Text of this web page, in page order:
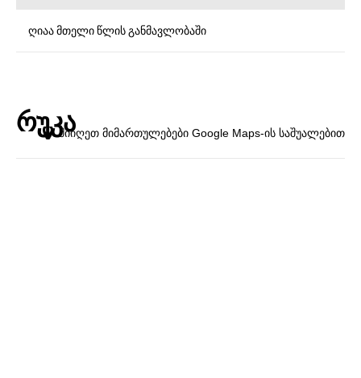
ღიაა მთელი წლის განმავლობაში
რუკამიიღეთ მიმართულებები Google Maps-ის საშუალებით